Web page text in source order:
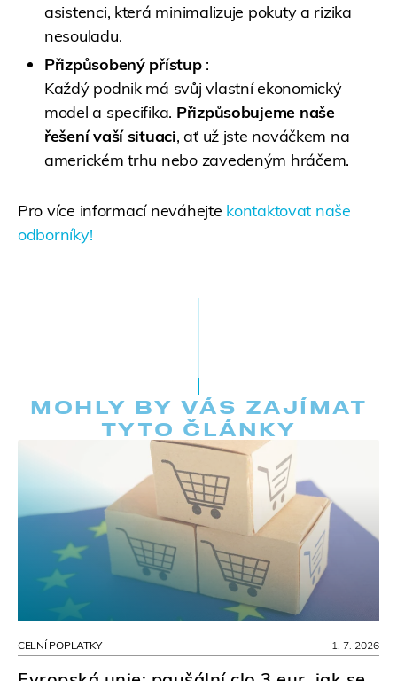
asistenci, která minimalizuje pokuty a rizika
nesouladu.
Přizpůsobený přístup:
Každý podnik má svůj vlastní ekonomický
model a specifika. Přizpůsobujeme naše
řešení vaší situaci, ať už jste nováčkem na
americkém trhu nebo zavedeným hráčem.
Pro více informací neváhejte kontaktovat naše
odborníky!
MOHLY BY VÁS ZAJÍMAT
TYTO ČLÁNKY
CELNÍ POPLATKY 1. 7. 2026